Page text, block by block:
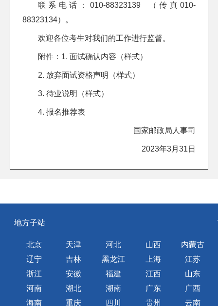
联系电话：010-88323139 （传真010-
88323134）。
欢迎各位考生对我们的工作进行监督。
附件：1.面试确认内容（样式）
2. 放弃面试资格声明（样式）
3.待业说明（样式）
4.报名推荐表
国家邮政局人事司
2023年3月31日
地方子站
北京 天津 河北 山西
内蒙古
辽宁
吉林 黑龙江 上海
江苏
浙江
安徽 福建 江西
山东
河南
湖北 湖南 广东
广西
海南
重庆 四川 贵州 云南